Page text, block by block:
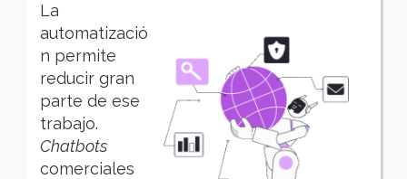
La
automatizació
n permite
reducir gran
parte de ese
trabajo.
Chatbots
comerciales